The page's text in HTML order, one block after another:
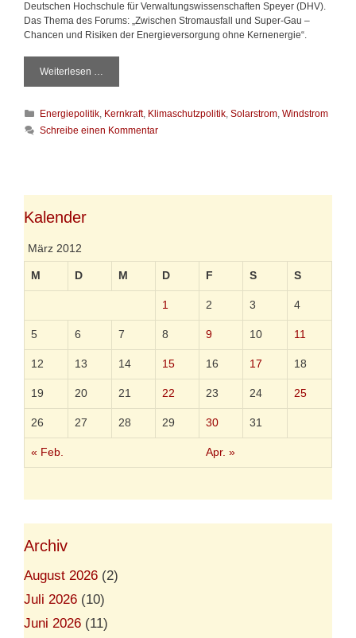
Deutschen Hochschule für Verwaltungswissenschaften Speyer (DHV).
Das Thema des Forums: „Zwischen Stromausfall und Super-Gau –
Chancen und Risiken der Energieversorgung ohne Kernenergie“.
Weiterlesen …
w
s
c
a
K
a
i
n
Energiepolitik, Kernkraft, Klimaschutzpolitik,Solarstrom,Windstrom
Schreibe einen Kommentar
Kalender
März 2012
M D M D F S S
« Feb. Apr. »
1 2 3 4
5 6 7 8 9 10 11
12 13 14 15 16 17 18
19 20 21 22 23 24 25
26 27 28 29 30 31
Archiv
August 2026 (2)
Juli 2026 (10)
Juni 2026 (11)